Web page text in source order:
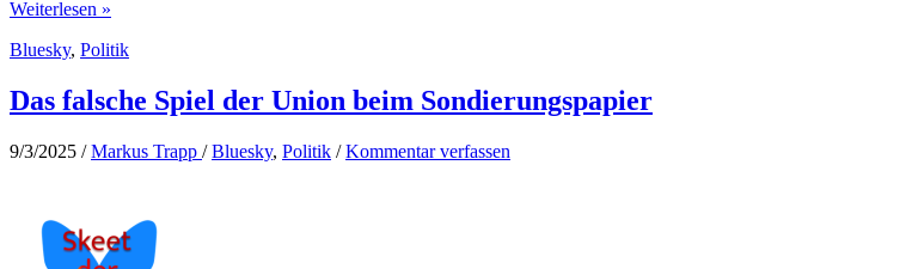
Ungeeignet
Weiterlesen »
Bluesky, Politik
Das falsche Spiel der Union beim Sondierungspapier
9/3/2025 /Markus Trapp /Bluesky, Politik /Kommentar verfassen